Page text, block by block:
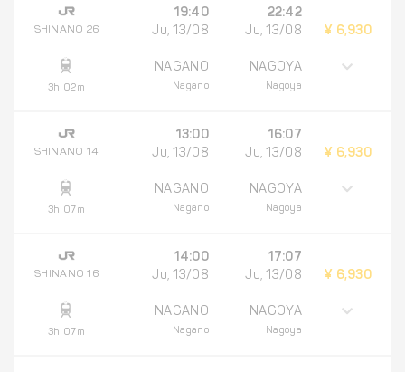
SHINANO 26
3h 02m
19:40
Ju, 13/08
NAGANO
Nagano
22:42
Ju, 13/08
NAGOYA
Nagoya
¥ 6,930
SHINANO 14
3h 07m
13:00
Ju, 13/08
NAGANO
Nagano
16:07
Ju, 13/08
NAGOYA
Nagoya
¥ 6,930
SHINANO 16
3h 07m
14:00
Ju, 13/08
NAGANO
Nagano
17:07
Ju, 13/08
NAGOYA
Nagoya
¥ 6,930